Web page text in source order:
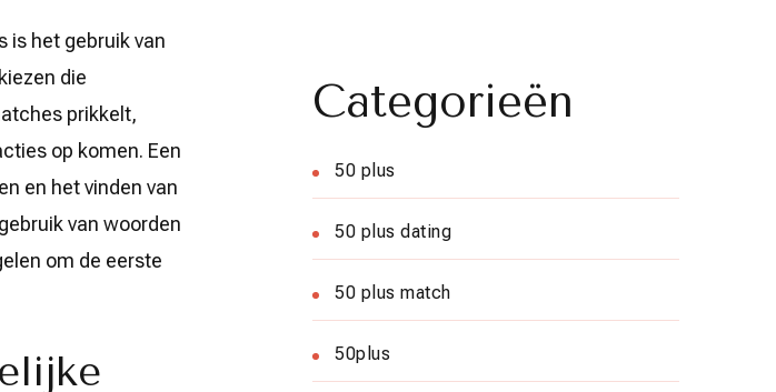
is het gebruik van
die
prikkelt,
op komen. Een
en het vinden van
van woorden
om de eerste
Categorieën
50 plus
50 plus dating
50 plus match
50plus